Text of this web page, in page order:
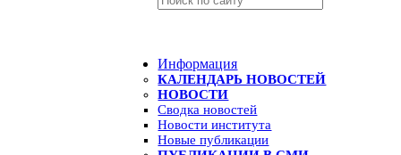
Информация
КАЛЕНДАРЬ НОВОСТЕЙ
НОВОСТИ
Сводка новостей
Новости института
Новые публикации